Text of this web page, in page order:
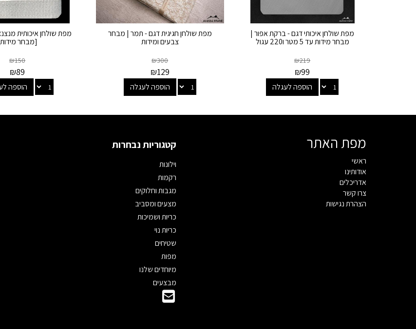
מפת שולחן איכותי דגם - ברקת אפור |
מבחר מידות עד 5 מטר ו220 עגול
₪219
₪99
הוספה לעגלה
מפת שולחן חגיגית דגם - תמר | מבחר
צבעים ומידות
₪300
₪129
הוספה לעגלה
מפת שולחן איכותית
[מבחר
₪150
₪89
הוספה
מפת האתר
ראשי
אודותינו
אדריכלים
צרו קשר
הצהרת נגישות
קטגוריות נבחרות
וילונות
רקמות
מגבות וחלוקים
מצעים ומסביב
כריות ושמיכות
כריות נוי
שטיחים
מפות
מיוחדים שלנו
מבצעים